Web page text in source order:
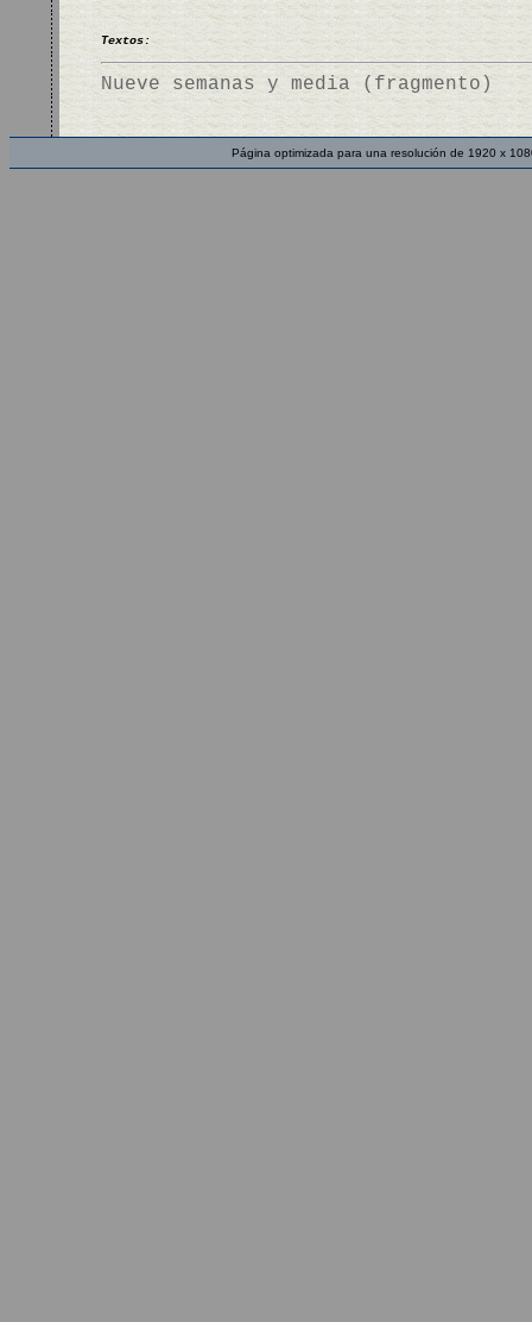
Textos:
Nueve semanas y media (fragmento)
Página optimizada para una resolución de 1920 x